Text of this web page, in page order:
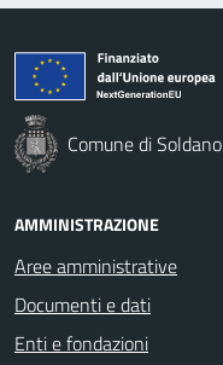
Comune di Soldano
AMMINISTRAZIONE
Aree amministrative
Documenti e dati
Enti e fondazioni